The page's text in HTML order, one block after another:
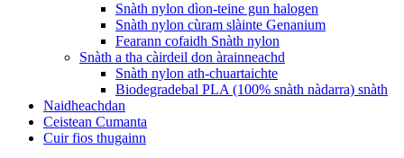
Snàth nylon dìon-teine ​​​​gun halogen
Snàth nylon cùram slàinte Genanium
Fearann ​​​​cofaidh Snàth nylon
Snàth a tha càirdeil don àrainneachd
Snàth nylon ath-chuartaichte
Biodegradebal PLA (100% snàth nàdarra) snàth
Naidheachdan
Ceistean Cumanta
Cuir fios thugainn